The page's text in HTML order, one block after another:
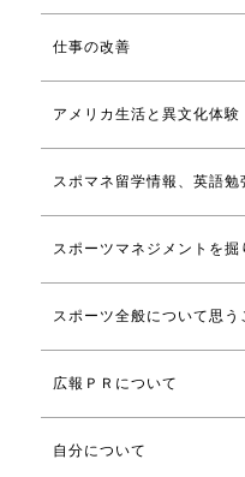
仕事の改善
アメリカ生活と異文化体験
スポマネ留学情報、英語勉
スポーツマネジメントを掘
スポーツ全般について思う
広報ＰＲについて
自分について